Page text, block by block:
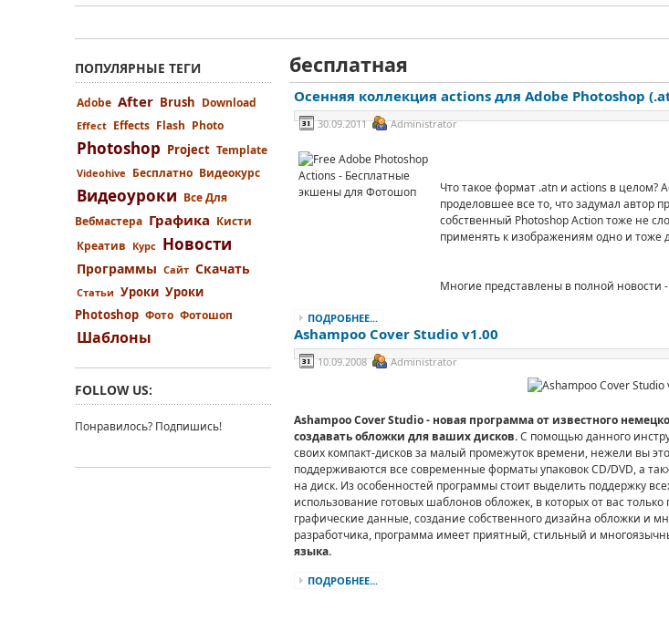
бесплатная
Осенняя коллекция actions для Adobe Photoshop
30.09.2011 Administrator
Что такое формат .atn и actions в целом?
проделовшее все то, что задумал автор
собственный Photoshop Action тоже не
применять к изображениям одно и тоже
Многие представлены в полной новости
ПОДРОБНЕЕ...
Ashampoo Cover Studio v1.00
10.09.2008 Administrator
Ashampoo Cover Studio - новая программа от известного
создавать обложки для ваших дисков.С помощью данного
своих компакт-дисков за малый промежуток времени, нежели вы
поддерживаются все современные форматы упаковок CD/DVD, а
на диск. Из особенностей программы стоит выделить поддержку
использование готовых шаблонов обложек, в которых от вас только
графические данные, создание собственного дизайна обложки и
разработчика, программа имеет приятный, стильный и
языка.
ПОДРОБНЕЕ...
ПОПУЛЯРНЫЕ ТЕГИ
Adobe After Brush Download
Effect Effects Flash Photo
Photoshop Project Template
Videohive Бесплатно Видеокурс
Видеоуроки Все Для
Вебмастера Графика Кисти
Креатив Курс Новости
Программы Сайт Скачать
Статьи Уроки Уроки
Photoshop Фото Фотошоп
Шаблоны
FOLLOW US:
Понравилось? Подпишись!